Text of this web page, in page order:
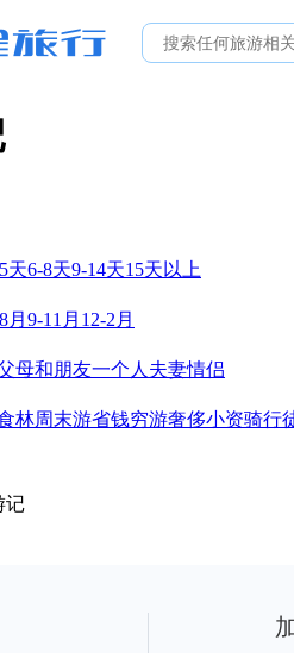
天6-8天9-14天15天以上
月 9-11月 12-2月
母和朋友一个人 夫妻情侣
林周末游省钱穷游奢侈小资骑行
记